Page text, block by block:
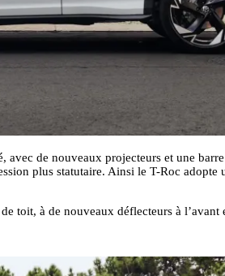
avec de nouveaux projecteurs et une
plus statutaire. Ainsi le T-Roc adopte
toit, à de nouveaux déflecteurs à